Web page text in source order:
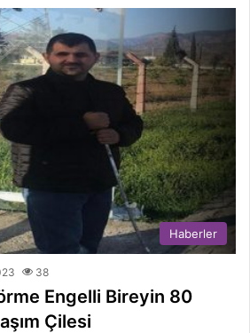
Haberler
38
Engelli Bireyin 80
Çilesi